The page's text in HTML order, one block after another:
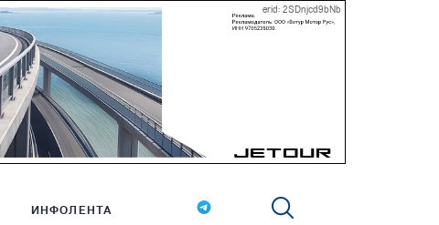
erid: 2SDnjcd9bNb
ИНФОЛЕНТА